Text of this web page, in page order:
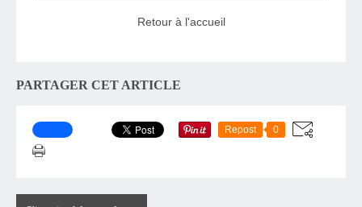
Retour à l'accueil
PARTAGER CET ARTICLE
Repost 0